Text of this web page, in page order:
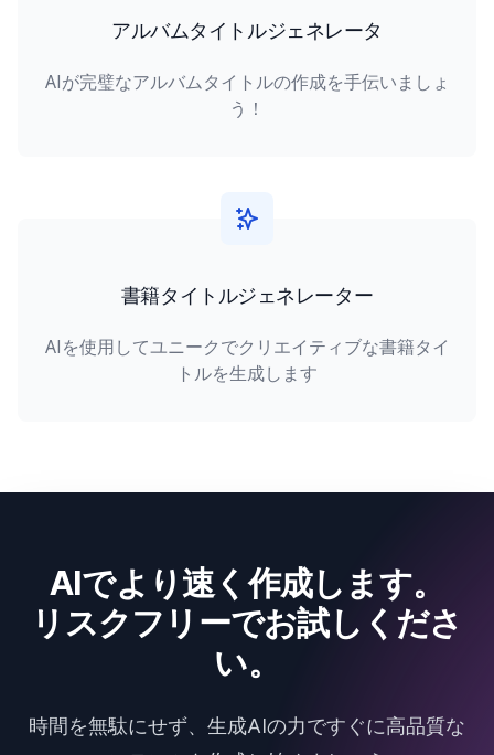
アルバムタイトルジェネレータ
AIが完璧なアルバムタイトルの作成を手伝いましょ
う！
書籍タイトルジェネレーター
AIを使用してユニークでクリエイティブな書籍タイ
トルを生成します
AIでより速く作成します。
リスクフリーでお試しくださ
い。
時間を無駄にせず、生成AIの力ですぐに高品質な